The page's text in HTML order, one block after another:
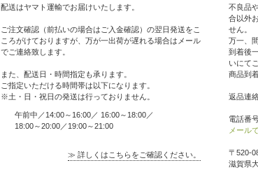
配送はヤマト運輸でお届けいたします。
ご注文確認（前払いの場合はご入金確認）の翌日発送をこ
ころがけておりますが、万が一出荷が遅れる場合はメール
でご連絡致します。
また、配送日・時間指定も承ります。
ご指定いただける時間帯は以下になります。
※土・日・祝日の発送は行っておりません。
午前中／14:00～16:00／ 16:00～18:00／
18:00～20:00／19:00～21:00
≫ 詳しくはこちらをご確認ください。
不良品
合以外
せん。
万一、
到着後
いにて
商品到
返品連
電話番
メール
〒520-
滋賀県